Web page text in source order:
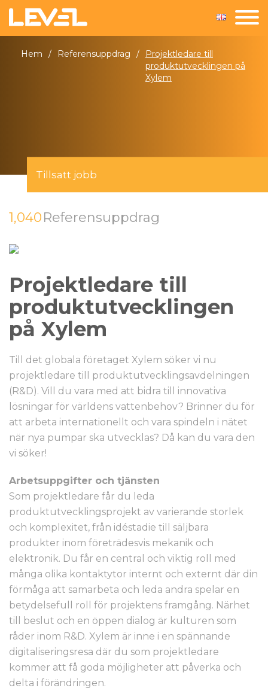
Hem / Referensuppdrag /
Projektledare till
produktutvecklingen på
Xylem
Tillsatt jobb
1,040Referensuppdrag
Projektledare till
produktutvecklingen
på Xylem
Till det globala företaget Xylem söker vi nu
projektledare till produktutvecklingsavdelningen
(R&D). Vill du vara med att bidra till innovativa
lösningar för världens vattenbehov? Brinner du för
att arbeta internationellt och vara spindeln i nätet
när nya pumpar ska utvecklas? Då kan du vara den
vi söker!
Arbetsuppgifter och tjänsten
Som projektledare får du leda
produktutvecklingsprojekt av varierande storlek
och komplexitet, från idéstadie till säljbara
produkter inom företrädesvis mekanik och
elektronik. Du får en central och viktig roll med
många olika kontaktytor internt och externt där din
förmåga att samarbeta och leda andra spelar en
betydelsefull roll för projektens framgång. Närhet
till beslut och en öppen dialog är kulturen som
råder inom R&D. Xylem är inne i en spännande
digitaliseringsresa där du som projektledare
kommer att få goda möjligheter att påverka och
delta i förändringen.